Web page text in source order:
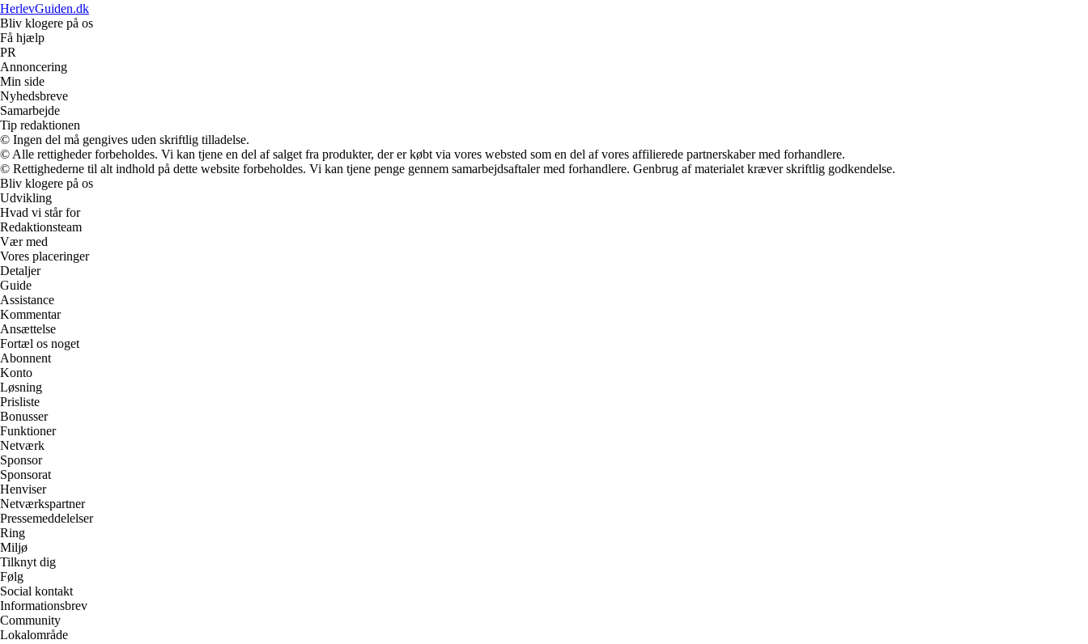
HerlevGuiden.dk
Bliv klogere på os
Få hjælp
PR
Annoncering
Min side
Nyhedsbreve
Samarbejde
Tip redaktionen
© Ingen del må gengives uden skriftlig tilladelse.
© Alle rettigheder forbeholdes. Vi kan tjene en del af salget fra produkter, der er købt via vores websted som en del af vores affilierede partnerskaber med forhandlere.
© Rettighederne til alt indhold på dette website forbeholdes. Vi kan tjene penge gennem samarbejdsaftaler med forhandlere. Genbrug af materialet kræver skriftlig godkendelse.
Bliv klogere på os
Udvikling
Hvad vi står for
Redaktionsteam
Vær med
Vores placeringer
Detaljer
Guide
Assistance
Kommentar
Ansættelse
Fortæl os noget
Abonnent
Konto
Løsning
Prisliste
Bonusser
Funktioner
Netværk
Sponsor
Sponsorat
Henviser
Netværkspartner
Pressemeddelelser
Ring
Miljø
Tilknyt dig
Følg
Social kontakt
Informationsbrev
Community
Lokalområde